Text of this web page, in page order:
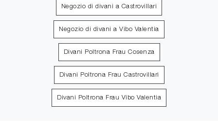
Negozio di divani a Castrovillari
Negozio di divani a Vibo Valentia
Divani Poltrona Frau Cosenza
Divani Poltrona Frau Castrovillari
Divani Poltrona Frau Vibo Valentia